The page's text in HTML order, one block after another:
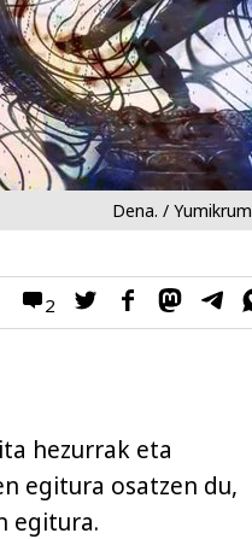
Dena. / Yumikrum
2
hezurrak eta
egitura osatzen du,
egitura.